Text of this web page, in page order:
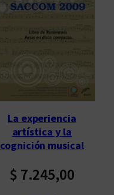
La experiencia
artística y la
cognición musical
$ 7.245,00